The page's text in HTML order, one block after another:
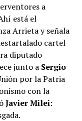
a
está el
Arrieta y señala
cartel
diputado
junto a Sergio
por la Patria
con la
Javier Milei: